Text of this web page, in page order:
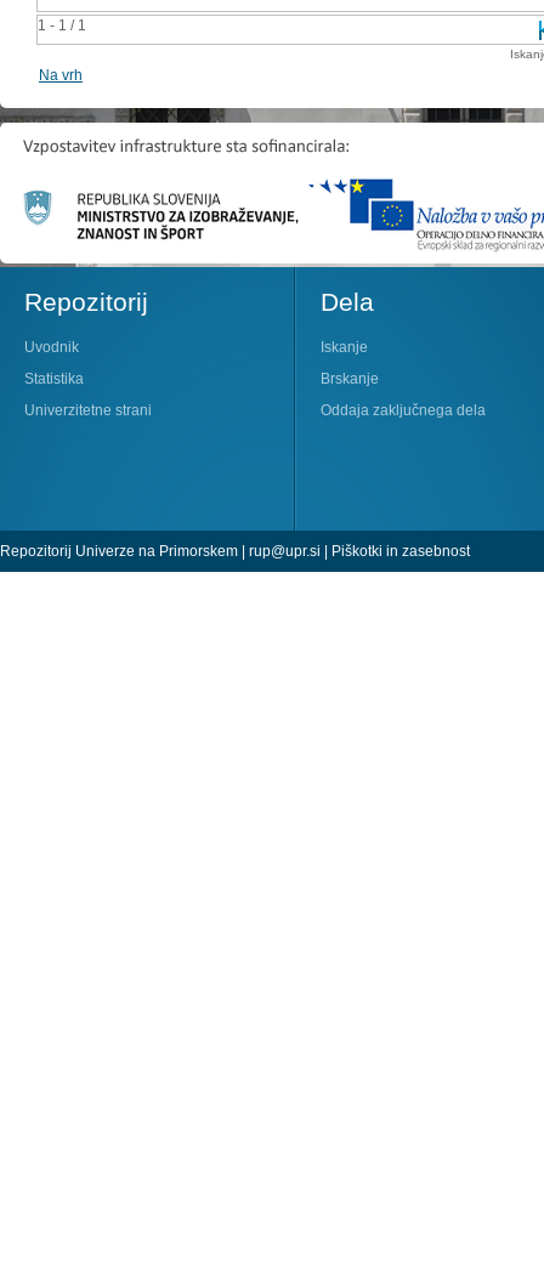
1 - 1 / 1
Na vrh
Repozitorij
Uvodnik
Statistika
Univerzitetne strani
Dela
Iskanje
Brskanje
Oddaja zaključnega dela
Repozitorij Univerze na Primorskem | rup@upr.si | Piškotki in zasebnost